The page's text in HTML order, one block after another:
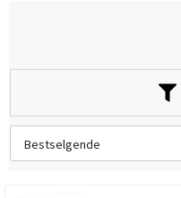
Bestselgende